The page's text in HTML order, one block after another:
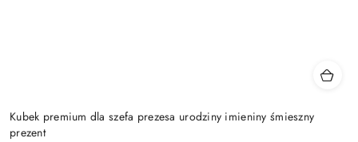
Kubek premium dla szefa prezesa urodziny imieniny śmieszny
prezent